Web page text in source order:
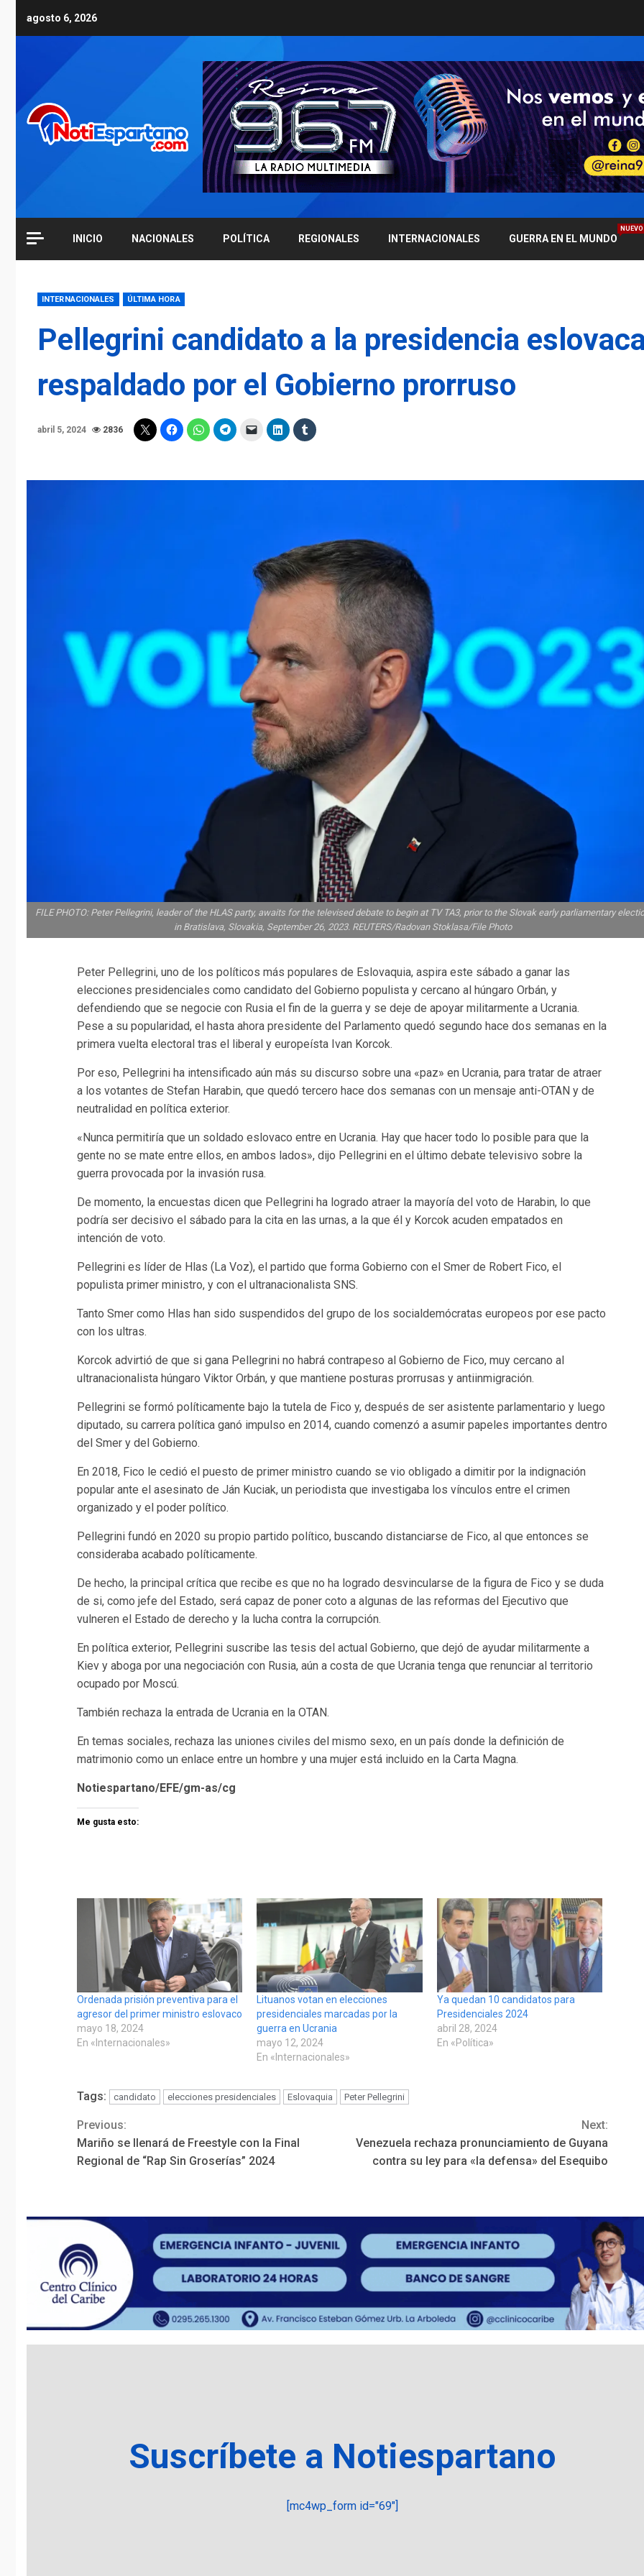
agosto 6, 2026
INICIO NACIONALES POLÍTICA REGIONALES INTERNACIONALES GUERRA EN EL MUNDO
NUEVO
INTERNACIONALES ÚLTIMA HORA
Pellegrini candidato a la presidencia
respaldado por el Gobierno prorruso
abril 5, 2024 2836
FILE PHOTO: Peter Pellegrini, leader of the HLAS party, awaits for the televised debate to begin at TV TA3, prior to the Slovak early parliamentary
in Bratislava, Slovakia, September 26, 2023. REUTERS/Radovan Stoklasa/File Photo
Peter Pellegrini, uno de los políticos más populares de Eslovaquia, aspira este sábado a ganar las
elecciones presidenciales como candidato del Gobierno populista y cercano al húngaro Orbán, y
defendiendo que se negocie con Rusia el fin de la guerra y se deje de apoyar militarmente a Ucrania.
Pese a su popularidad, el hasta ahora presidente del Parlamento quedó segundo hace dos semanas en la
primera vuelta electoral tras el liberal y europeísta Ivan Korcok.
Por eso, Pellegrini ha intensificado aún más su discurso sobre una «paz» en Ucrania, para tratar de atraer
a los votantes de Stefan Harabin, que quedó tercero hace dos semanas con un mensaje anti-OTAN y de
neutralidad en política exterior.
«Nunca permitiría que un soldado eslovaco entre en Ucrania. Hay que hacer todo lo posible para que la
gente no se mate entre ellos, en ambos lados», dijo Pellegrini en el último debate televisivo sobre la
guerra provocada por la invasión rusa.
De momento, la encuestas dicen que Pellegrini ha logrado atraer la mayoría del voto de Harabin, lo que
podría ser decisivo el sábado para la cita en las urnas, a la que él y Korcok acuden empatados en
intención de voto.
Pellegrini es líder de Hlas (La Voz), el partido que forma Gobierno con el Smer de Robert Fico, el
populista primer ministro, y con el ultranacionalista SNS.
Tanto Smer como Hlas han sido suspendidos del grupo de los socialdemócratas europeos por ese pacto
con los ultras.
Korcok advirtió de que si gana Pellegrini no habrá contrapeso al Gobierno de Fico, muy cercano al
ultranacionalista húngaro Viktor Orbán, y que mantiene posturas prorrusas y antiinmigración.
Pellegrini se formó políticamente bajo la tutela de Fico y, después de ser asistente parlamentario y luego
diputado, su carrera política ganó impulso en 2014, cuando comenzó a asumir papeles importantes dentro
del Smer y del Gobierno.
En 2018, Fico le cedió el puesto de primer ministro cuando se vio obligado a dimitir por la indignación
popular ante el asesinato de Ján Kuciak, un periodista que investigaba los vínculos entre el crimen
organizado y el poder político.
Pellegrini fundó en 2020 su propio partido político, buscando distanciarse de Fico, al que entonces se
consideraba acabado políticamente.
De hecho, la principal crítica que recibe es que no ha logrado desvincularse de la figura de Fico y se duda
de si, como jefe del Estado, será capaz de poner coto a algunas de las reformas del Ejecutivo que
vulneren el Estado de derecho y la lucha contra la corrupción.
En política exterior, Pellegrini suscribe las tesis del actual Gobierno, que dejó de ayudar militarmente a
Kiev y aboga por una negociación con Rusia, aún a costa de que Ucrania tenga que renunciar al territorio
ocupado por Moscú.
También rechaza la entrada de Ucrania en la OTAN.
En temas sociales, rechaza las uniones civiles del mismo sexo, en un país donde la definición de
matrimonio como un enlace entre un hombre y una mujer está incluido en la Carta Magna.
Notiespartano/EFE/gm-as/cg
Me gusta esto:
Ordenada prisión preventiva para el
agresor del primer ministro eslovaco
mayo 18, 2024
En «Internacionales»
Lituanos votan en elecciones
presidenciales marcadas por la
guerra en Ucrania
mayo 12, 2024
En «Internacionales»
Ya quedan 10 candidatos para
Presidenciales 2024
abril 28, 2024
En «Política»
Tags: candidato elecciones presidenciales Eslovaquia Peter Pellegrini
Continue
Reading
Previous:
Mariño se llenará de Freestyle con la Final
Regional de “Rap Sin Groserías” 2024
Next:
Venezuela rechaza pronunciamiento de Guyana
contra su ley para «la defensa» del Esequibo
Suscríbete a Notiespartano
[mc4wp_form id="69"]